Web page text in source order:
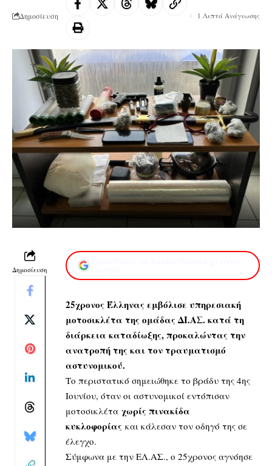
Δημοσίευση 1 Λεπτά Ανάγνωσης
Δημοσίευση
25χρονος Έλληνας εμβόλισε υπηρεσιακή
μοτοσικλέτα της ομάδας ΔΙ.ΑΣ. κατά τη
διάρκεια καταδίωξης, προκαλώντας την
ανατροπή της και τον τραυματισμό
αστυνομικού.
Το περιστατικό σημειώθηκε το βράδυ της 4ης
Ιουνίου, όταν οι αστυνομικοί εντόπισαν
μοτοσικλέτα χωρίς πινακίδα
κυκλοφορίας και κάλεσαν τον οδηγό της σε
έλεγχο.
Σύμφωνα με την ΕΛ.ΑΣ., ο 25χρονος αγνόησε